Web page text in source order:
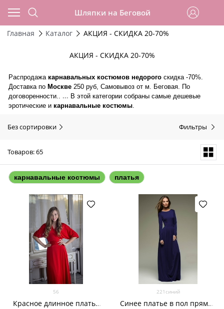
Шляпки на Беговой
Главная Каталог АКЦИЯ - СКИДКА 20-70%
АКЦИЯ - СКИДКА 20-70%
Распродажакарнавальных костюмов недорого скидка -70%.
Доставка поМоскве 250 руб, Самовывоз от м. Беговая. По
договоренности.. ... В этой категории собраны самые дешевые
эротические икарнавальные костюмы
Без сортировки Фильтры
Товаров: 65
карнавальные костюмы платья
56
Красное длинное платье
221синий
Синее платье в пол прямое